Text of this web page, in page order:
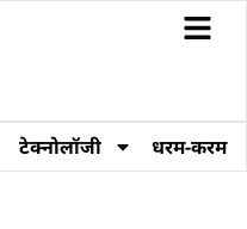
टेक्नोलॉजी धरम-करम